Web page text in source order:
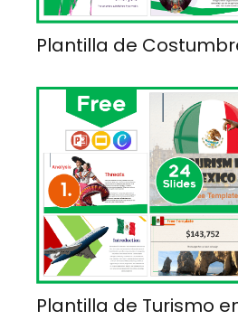
Plantilla de
Plantilla de Turismo